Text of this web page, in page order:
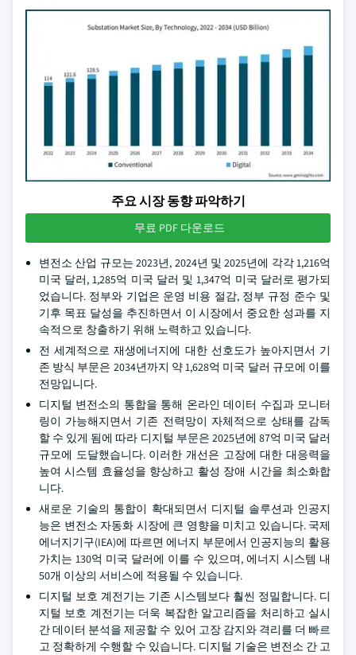
주요 시장 동향 파악하기
무료 PDF 다운로드
변전소 산업 규모는 2023년, 2024년 및 2025년에 각각 1,216억
미국 달러, 1,285억 미국 달러 및 1,347억 미국 달러로 평가되
었습니다. 정부와 기업은 운영 비용 절감, 정부 규정 준수 및
기후 목표 달성을 추진하면서 이 시장에서 중요한 성과를 지
속적으로 창출하기 위해 노력하고 있습니다.
전 세계적으로 재생에너지에 대한 선호도가 높아지면서 기
존 방식 부문은 2034년까지 약 1,628억 미국 달러 규모에 이를
전망입니다.
디지털 변전소의 통합을 통해 온라인 데이터 수집과 모니터
링이 가능해지면서 기존 전력망이 자체적으로 상태를 감독
할 수 있게 됨에 따라 디지털 부문은 2025년에 87억 미국 달러
규모에 도달했습니다. 이러한 개선은 고장에 대한 대응력을
높여 시스템 효율성을 향상하고 활성 장애 시간을 최소화합
니다.
새로운 기술의 통합이 확대되면서 디지털 솔루션과 인공지
능은 변전소 자동화 시장에 큰 영향을 미치고 있습니다. 국제
에너지기구(IEA)에 따르면 에너지 부문에서 인공지능의 활용
가치는 130억 미국 달러에 이를 수 있으며, 에너지 시스템 내
50개 이상의 서비스에 적용될 수 있습니다.
디지털 보호 계전기는 기존 시스템보다 훨씬 정밀합니다. 디
지털 보호 계전기는 더욱 복잡한 알고리즘을 처리하고 실시
간 데이터 분석을 제공할 수 있어 고장 감지와 격리를 더 빠르
고 정확하게 수행할 수 있습니다. 디지털 기술은 변전소 간 고